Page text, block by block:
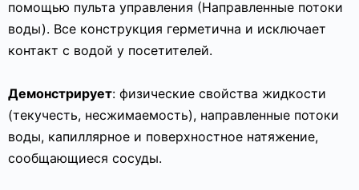
помощью пульта управления (Направленные потоки
воды). Все конструкция герметична и исключает
контакт с водой у посетителей.
Демонстрирует: физические свойства жидкости
(текучесть, несжимаемость), направленные потоки
воды, капиллярное и поверхностное натяжение,
сообщающиеся сосуды.